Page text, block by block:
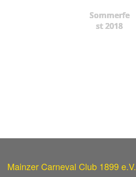
Sommerfe
st 2018
Mainzer Carneval Club 1899 e.V.